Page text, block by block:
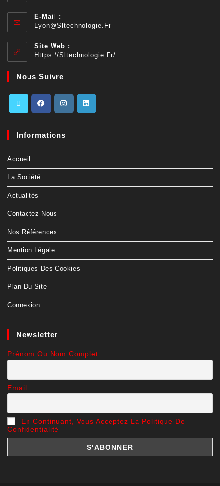
E-Mail :
Lyon@sltechnologie.fr
Site Web :
Https://sltechnologie.fr/
Nous Suivre
Informations
Accueil
La Société
Actualités
Contactez-Nous
Nos Références
Mention Légale
Politiques Des Cookies
Plan Du Site
Connexion
Newsletter
Prénom Ou Nom Complet
Email
En Continuant, Vous Acceptez La Politique De
Confidentialité